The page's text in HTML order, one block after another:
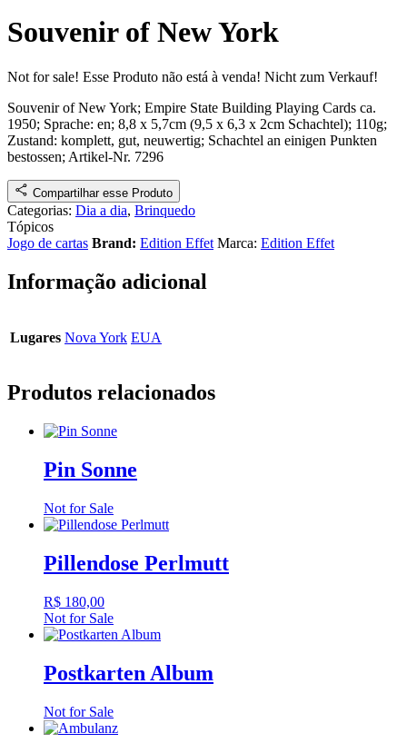
Souvenir of New York
Not for sale! Esse Produto não está à venda! Nicht zum Verkauf!
Souvenir of New York; Empire State Building Playing Cards ca.
1950; Sprache: en; 8,8 x 5,7cm (9,5 x 6,3 x 2cm Schachtel); 110g;
Zustand: komplett, gut, neuwertig; Schachtel an einigen Punkten
bestossen; Artikel-Nr. 7296
Compartilhar esse Produto
Categorias: Dia a dia, Brinquedo
Tópicos
Jogo de cartas Brand: Edition Effet Marca: Edition Effet
Informação adicional
Lugares Nova York EUA
Produtos relacionados
Pin Sonne
Not for Sale
Pillendose Perlmutt
R$ 180,00
Not for Sale
Postkarten Album
Not for Sale